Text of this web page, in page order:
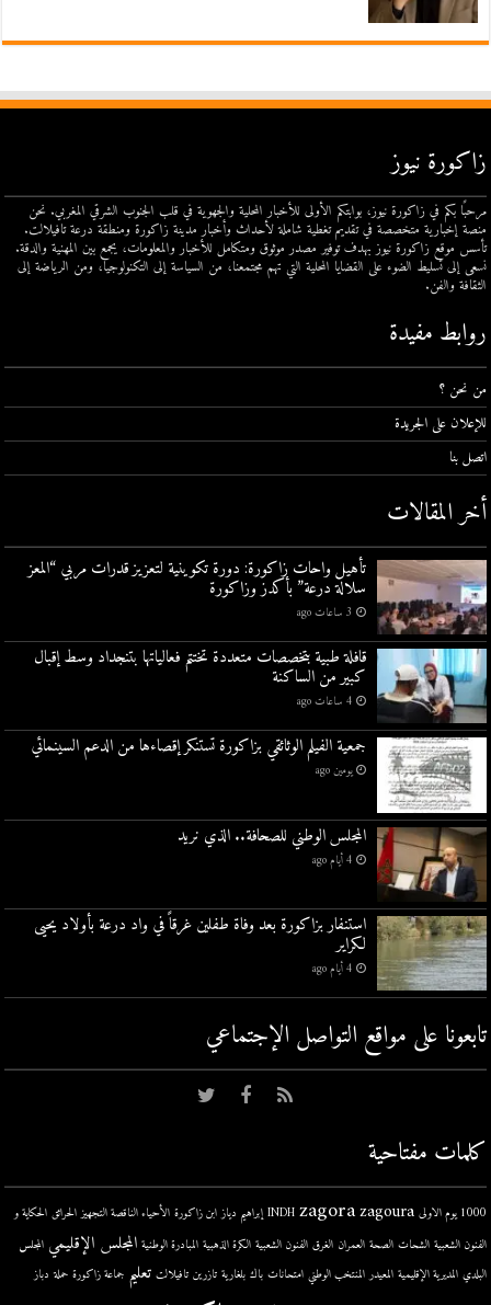
زاكورة نيوز
مرحبًا بكم في زاكورة نيوز، بوابتكم الأولى للأخبار المحلية والجهوية في قلب الجنوب الشرقي المغربي. نحن
منصة إخبارية متخصصة في تقديم تغطية شاملة لأحداث وأخبار مدينة زاكورة ومنطقة درعة تافيلالت.
تأسس موقع زاكورة نيوز بهدف توفير مصدر موثوق ومتكامل للأخبار والمعلومات، يجمع بين المهنية والدقة.
نسعى إلى تسليط الضوء على القضايا المحلية التي تهم مجتمعنا، من السياسة إلى التكنولوجيا، ومن الرياضة إلى
الثقافة والفن.
روابط مفيدة
من نحن ؟
للإعلان على الجريدة
اتصل بنا
أخر المقالات
تأهيل واحات زاكورة: دورة تكوينية لتعزيز قدرات مربي “المعز
سلالة درعة” بأكدز وزاكورة
3 ساعات ago
قافلة طبية بتخصصات متعددة تختتم فعالياتها بتنجداد وسط إقبال
كبير من الساكنة
4 ساعات ago
جمعية الفيلم الوثائقي بزاكورة تستنكر إقصاءها من الدعم السينمائي
يومين ago
المجلس الوطني للصحافة.. الذي نريد
4 أيام ago
استنفار بزاكورة بعد وفاة طفلين غرقاً في واد درعة بأولاد يحيى
لكراير
4 أيام ago
تابعونا على مواقع التواصل اﻹجتماعي
كلمات مفتاحية
1000 يوم الاولى INDH zagora zagoura إبراهيم دياز ابن زاكورة الأحياء الناقصة التجهيز الحرائق الحكاية و
الفنون الشعبية الشحات الصحة العمران الغرق الفنون الشعبية الكرة الذهبية المبادرة الوطنية المجلس الإقليمي المجلس
البلدي المديرية الإقليمية المعيدر المنتخب الوطني امتحانات باك بلغارية تازرين تافيلالت تعليم جماعة زاكورة حملة دباز